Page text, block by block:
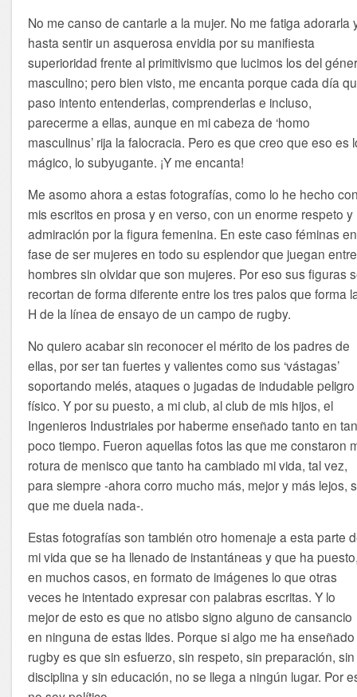
No me canso de cantarle a la mujer. No me fatiga adorarla
hasta sentir un asquerosa envidia por su manifiesta
superioridad frente al primitivismo que lucimos los del
masculino; pero bien visto, me encanta porque cada día
paso intento entenderlas, comprenderlas e incluso,
parecerme a ellas, aunque en mi cabeza de ‘homo
masculinus’ rija la falocracia. Pero es que creo que eso es
mágico, lo subyugante. ¡Y me encanta!
Me asomo ahora a estas fotografías, como lo he hecho
mis escritos en prosa y en verso, con un enorme respeto y
admiración por la figura femenina. En este caso féminas en
fase de ser mujeres en todo su esplendor que juegan entre
hombres sin olvidar que son mujeres. Por eso sus figuras
recortan de forma diferente entre los tres palos que forma
H de la línea de ensayo de un campo de rugby.
No quiero acabar sin reconocer el mérito de los padres de
ellas, por ser tan fuertes y valientes como sus ‘vástagas’
soportando melés, ataques o jugadas de indudable peligro
físico. Y por su puesto, a mi club, al club de mis hijos, el
Ingenieros Industriales por haberme enseñado tanto en
poco tiempo. Fueron aquellas fotos las que me constaron
rotura de menisco que tanto ha cambiado mi vida, tal vez,
para siempre -ahora corro mucho más, mejor y más lejos,
que me duela nada-.
Estas fotografías son también otro homenaje a esta parte
mi vida que se ha llenado de instantáneas y que ha
en muchos casos, en formato de imágenes lo que otras
veces he intentado expresar con palabras escritas. Y lo
mejor de esto es que no atisbo signo alguno de cansancio
en ninguna de estas lides. Porque si algo me ha
rugby es que sin esfuerzo, sin respeto, sin preparación, sin
disciplina y sin educación, no se llega a ningún lugar. Por